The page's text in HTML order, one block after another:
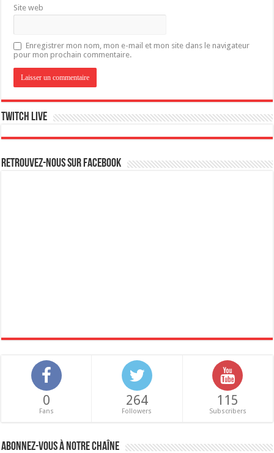
Site web
Enregistrer mon nom, mon e-mail et mon site dans le navigateur
pour mon prochain commentaire.
Twitch live
Retrouvez-nous sur Facebook
0
Fans
264
Followers
115
Subscribers
Abonnez-vous à notre chaîne